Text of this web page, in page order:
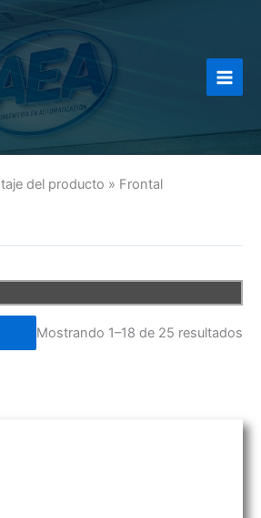
del producto » Frontal
Mostrando 1–18 de 25 resultados